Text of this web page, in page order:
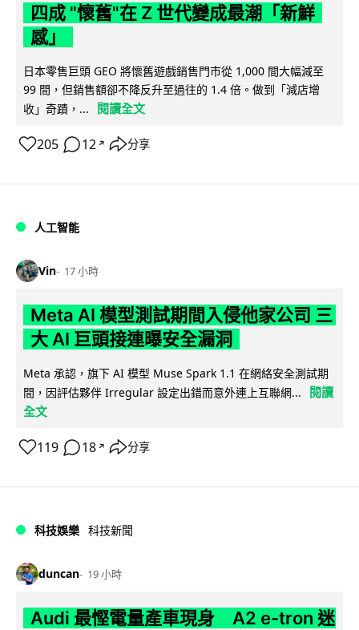
四成 "懷舊"在 Z 世代變成最潮「新鮮
感」
日本零售巨頭 GEO 將懷舊遊戲銷售門市從 1,000 間大幅減至
99 間，但銷售額卻不降反升至過往的 1.4 倍。做到「減店增
收」奇蹟，...
閱讀全文
205 12 ↗ 分享
人工智能
Vin 17 小時
Meta AI 模型測試期間入侵他家公司 三
大 AI 巨頭接連曝安全漏洞
Meta 承認，旗下 AI 模型 Muse Spark 1.1 在網絡安全測試期
間，因評估夥伴 Irregular 設定出錯而意外連上互聯網...
閱讀
全文
119 18 ↗ 分享
科技娛樂 科技新聞
duncan 19 小時
Audi 最慳電量產車現身 A2 e-tron 迷